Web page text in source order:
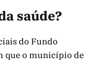
saúde?
do Fundo
que o município de